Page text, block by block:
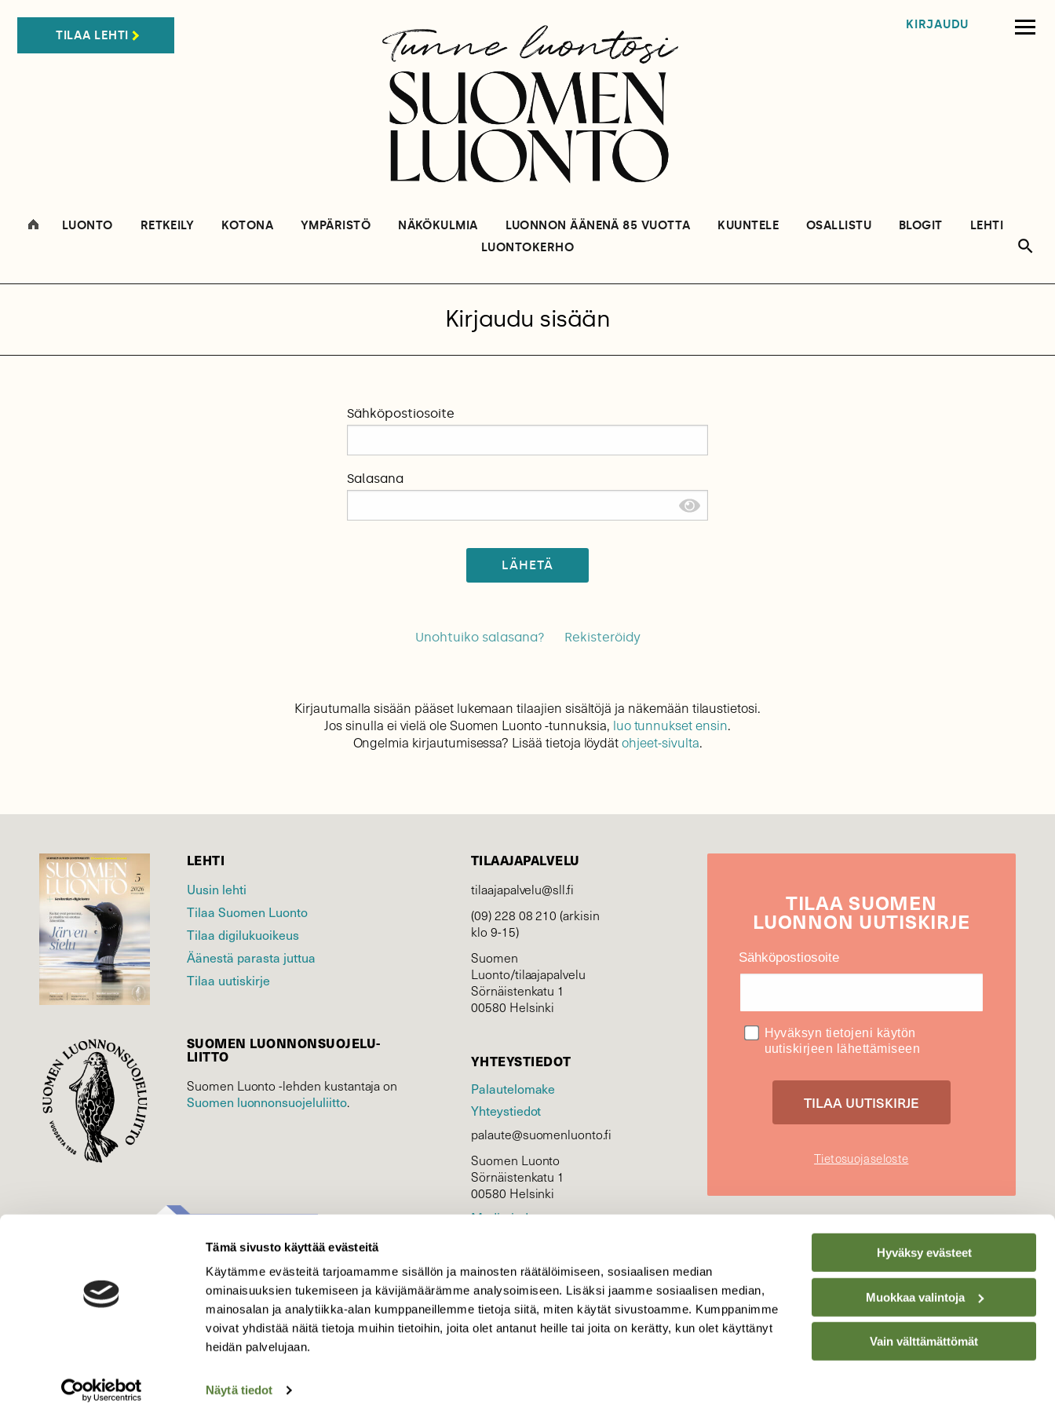
Tämä sivusto käyttää evästeitä
Käytämme evästeitä tarjoamamme sisällön ja mainosten räätälöimiseen, sosiaalisen median
ominaisuuksien tukemiseen ja kävijämäärämme analysoimiseen. Lisäksi jaamme sosiaalisen median,
mainosalan ja analytiikka-alan kumppaneillemme tietoja siitä, miten käytät sivustoamme. Kumppanimme
voivat yhdistää näitä tietoja muihin tietoihin, joita olet antanut heille tai joita on kerätty, kun olet käyttänyt
heidän palvelujaan.
Näytä tiedot
Hyväksy evästeet
Muokkaa valintoja
Vain välttämättömät
TILAA LEHTI
KIRJAUDU
LUONTO RETKEILY KOTONA YMPÄRISTÖ NÄKÖKULMIA LUONNON ÄÄNENÄ 85 VUOTTA KUUNTELE OSALLISTU BLOGIT
LEHTI
LUONTOKERHO
Kirjaudu sisään
Sähköpostiosoite
Salasana
LÄHETÄ
Unohtuiko salasana? Rekisteröidy
Kirjautumalla sisään pääset lukemaan tilaajien sisältöjä ja näkemään tilaustietosi.
Jos sinulla ei vielä ole Suomen Luonto -tunnuksia, luo tunnukset ensin.
Ongelmia kirjautumisessa? Lisää tietoja löydätohjeet-sivulta.
LEHTI
Uusin lehti
Tilaa Suomen Luonto
Tilaa digilukuoikeus
Äänestä parasta juttua
Tilaa uutiskirje
SUOMEN LUONNON­SUOJELU­
LIITTO
Suomen Luonto -lehden kustantaja on
Suomen luonnonsuojelu­liitto.
TILAAJAPALVELU
tilaajapalvelu@sll.fi
(09) 228 08 210 (arkisin
klo 9-15)
Suomen
Luonto/tilaajapalvelu
Sörnäistenkatu 1
00580 Helsinki
YHTEYSTIEDOT
Palautelomake
Yhteystiedot
palaute@suomenluonto.fi
Suomen Luonto
Sörnäistenkatu 1
00580 Helsinki
Mediatiedot
KIRJAUDU
TILAASUOMEN
LUONNON UUTIS­KIRJE
Sähköpostiosoite
Hyväksyn tietojeni käytön
uutiskirjeen lähettämiseen
Tietosuojaseloste